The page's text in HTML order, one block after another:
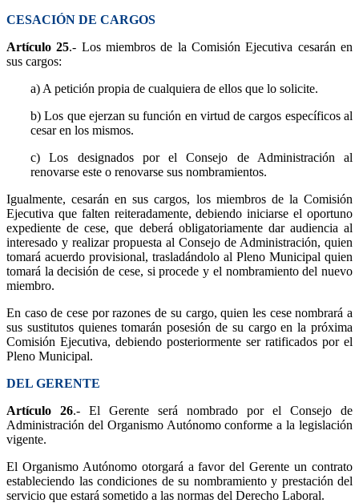
CESACIÓN DE CARGOS
Artículo 25.- Los miembros de la Comisión Ejecutiva cesarán en
sus cargos:
a) A petición propia de cualquiera de ellos que lo solicite.
b) Los que ejerzan su función en virtud de cargos específicos al
cesar en los mismos.
c) Los designados por el Consejo de Administración al
renovarse este o renovarse sus nombramientos.
Igualmente, cesarán en sus cargos, los miembros de la Comisión
Ejecutiva que falten reiteradamente, debiendo iniciarse el oportuno
expediente de cese, que deberá obligatoriamente dar audiencia al
interesado y realizar propuesta al Consejo de Administración, quien
tomará acuerdo provisional, trasladándolo al Pleno Municipal quien
tomará la decisión de cese, si procede y el nombramiento del nuevo
miembro.
En caso de cese por razones de su cargo, quien les cese nombrará a
sus sustitutos quienes tomarán posesión de su cargo en la próxima
Comisión Ejecutiva, debiendo posteriormente ser ratificados por el
Pleno Municipal.
DEL GERENTE
Artículo 26.- El Gerente será nombrado por el Consejo de
Administración del Organismo Autónomo conforme a la legislación
vigente.
El Organismo Autónomo otorgará a favor del Gerente un contrato
estableciendo las condiciones de su nombramiento y prestación del
servicio que estará sometido a las normas del Derecho Laboral.